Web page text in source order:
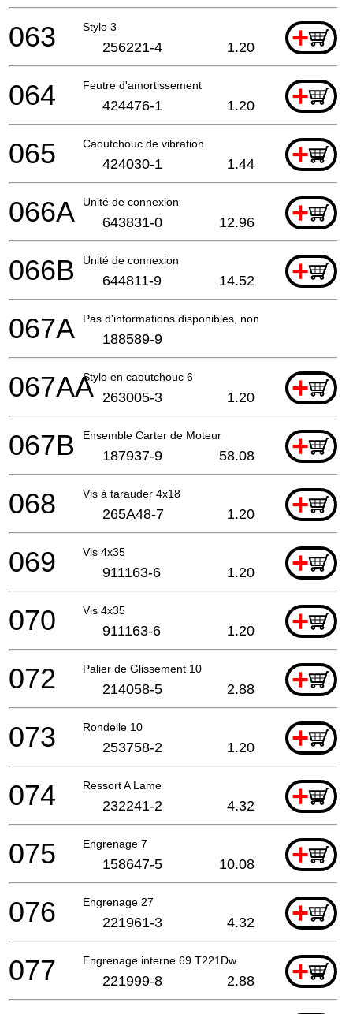
Stylo 3 +
063 256221-4 1.20
Feutre d'amortissement +
064 424476-1 1.20
Caoutchouc de vibration +
065 424030-1 1.44
Unité de connexion +
066A 643831-0 12.96
Unité de connexion +
066B 644811-9 14.52
Pas d'informations disponibles, non commandable
067A 188589-9
Stylo en caoutchouc 6 +
067AA 263005-3 1.20
Ensemble Carter de Moteur +
067B 187937-9 58.08
Vis à tarauder 4x18 +
068 265A48-7 1.20
Vis 4x35 +
069 911163-6 1.20
Vis 4x35 +
070 911163-6 1.20
Palier de Glissement 10 +
072 214058-5 2.88
Rondelle 10 +
073 253758-2 1.20
Ressort A Lame +
074 232241-2 4.32
Engrenage 7 +
075 158647-5 10.08
Engrenage 27 +
076 221961-3 4.32
Engrenage interne 69 T221Dw +
077 221999-8 2.88